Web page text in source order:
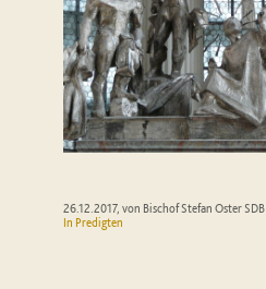
26.12.2017, von Bischof Stefan Oster SDB
In Predigten